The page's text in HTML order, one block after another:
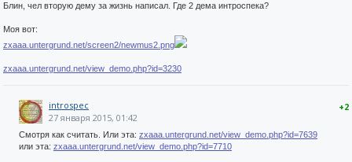
Блин, чел вторую дему за жизнь написал. Где 2 дема интроспека?
Моя вот:
zxaaa.untergrund.net/screen2/newmus2.png
zxaaa.untergrund.net/view_demo.php?id=3230
+2
introspec
27 января 2015, 01:42
Смотря как считать. Или эта: zxaaa.untergrund.net/view_demo.php?id=7639
или эта: zxaaa.untergrund.net/view_demo.php?id=7710